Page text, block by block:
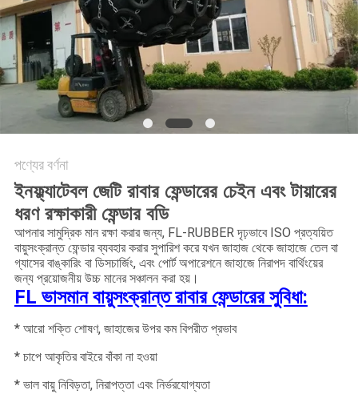
PRIVACY
POLICY
পণ্যের বর্ণনা
ইনফ্ল্যাটেবল জেটি রাবার ফেন্ডারের চেইন এবং টায়ারের
ধরণ রক্ষাকারী ফেন্ডার বডি
আপনার সামুদ্রিক মান রক্ষা করার জন্য, FL-RUBBER দৃঢ়ভাবে ISO প্রত্যয়িত
বায়ুসংক্রান্ত ফেন্ডার ব্যবহার করার সুপারিশ করে যখন জাহাজ থেকে জাহাজে তেল বা
গ্যাসের বাঙ্কারিং বা ডিসচার্জিং, এবং পোর্ট অপারেশনে জাহাজে নিরাপদ বার্থিংয়ের
জন্য প্রয়োজনীয় উচ্চ মানের সঞ্চালন করা হয়।
FL ভাসমান বায়ুসংক্রান্ত রাবার ফেন্ডারের সুবিধা:
* আরো শক্তি শোষণ, জাহাজের উপর কম বিপরীত প্রভাব
* চাপে আকৃতির বাইরে বাঁকা না হওয়া
* ভাল বায়ু নিবিড়তা, নিরাপত্তা এবং নির্ভরযোগ্যতা